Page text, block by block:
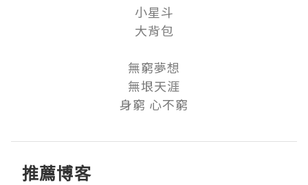
小星斗
大背包
無窮夢想
無垠天涯
身窮 心不窮
推薦博客